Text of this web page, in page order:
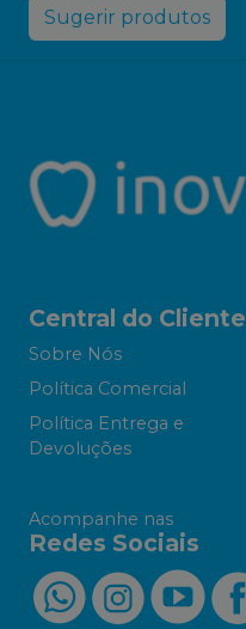
Sugerir produtos
Central do Cliente
Sobre Nós
Política Comercial
Política Entrega e
Devoluções
Acompanhe nas
Redes Sociais